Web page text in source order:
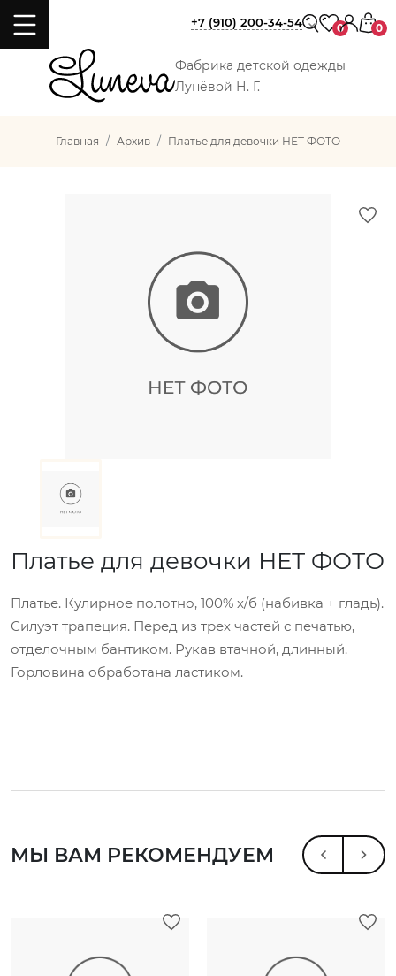
Фабрика детской одежды
Лунёвой Н. Г.
+7 (910) 200-34-54 0 0
Главная Архив Платье для девочки НЕТ ФОТО
Платье для девочки НЕТ ФОТО
Платье. Кулирное полотно, 100% х/б (набивка + гладь).
Силуэт трапеция. Перед из трех частей с печатью,
отделочным бантиком. Рукав втачной, длинный.
Горловина обработана ластиком.
МЫ ВАМ РЕКОМЕНДУЕМ